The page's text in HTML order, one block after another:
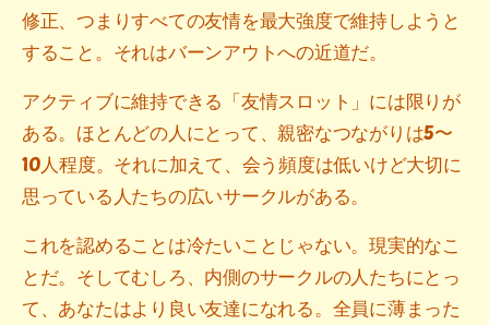
修正、つまりすべての友情を最大強度で維持しようと
すること。それはバーンアウトへの近道だ。
アクティブに維持できる「友情スロット」には限りが
ある。ほとんどの人にとって、親密なつながりは5〜
10人程度。それに加えて、会う頻度は低いけど大切に
思っている人たちの広いサークルがある。
これを認めることは冷たいことじゃない。現実的なこ
とだ。そしてむしろ、内側のサークルの人たちにとっ
て、あなたはより良い友達になれる。全員に薄まった